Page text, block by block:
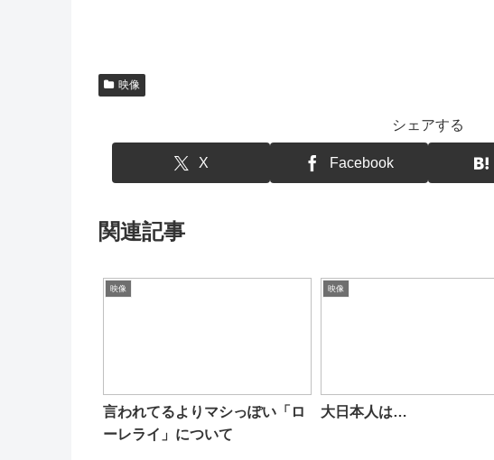
映像
シェアする
X Facebook
関連記事
映像
言われてるよりマシっぽい「ロ
ーレライ」について
映像
大日本人は…